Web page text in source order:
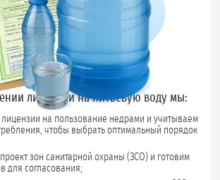
лицензии на питьевую воду мы:
на пользование недрами и учитываем
чтобы выбрать оптимальный порядок
зон санитарной охраны (ЗСО) и готовим
для согласования;